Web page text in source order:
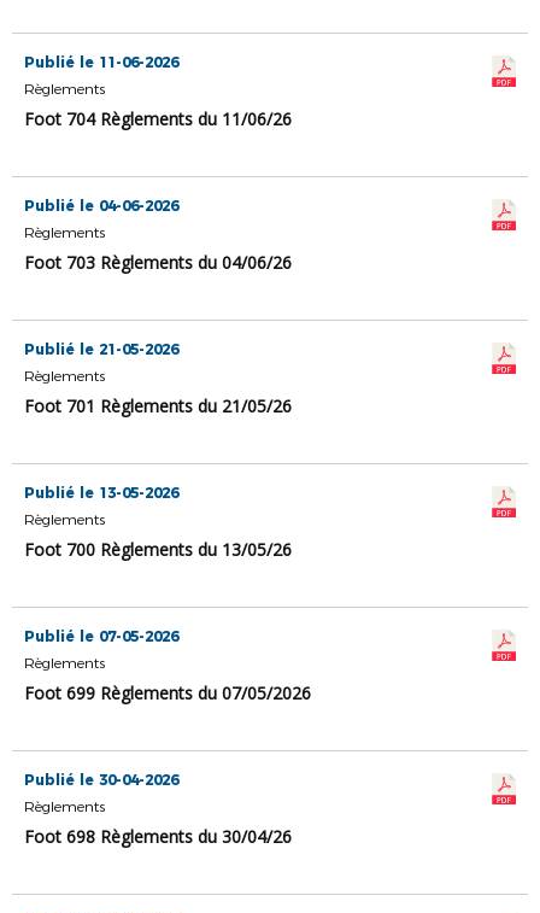
Publié le 11-06-2026
Règlements
Foot 704 Règlements du 11/06/26
Publié le 04-06-2026
Règlements
Foot 703 Règlements du 04/06/26
Publié le 21-05-2026
Règlements
Foot 701 Règlements du 21/05/26
Publié le 13-05-2026
Règlements
Foot 700 Règlements du 13/05/26
Publié le 07-05-2026
Règlements
Foot 699 Règlements du 07/05/2026
Publié le 30-04-2026
Règlements
Foot 698 Règlements du 30/04/26